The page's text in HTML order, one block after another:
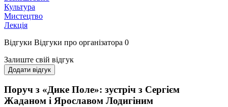
Культура
Мистецтво
Лекція
Відгуки Відгуки про організатора 0
Залиште свій відгук
Додати відгук
Поруч з «Дике Поле»: зустріч з Сергієм
Жаданом і Ярославом Лодигіним